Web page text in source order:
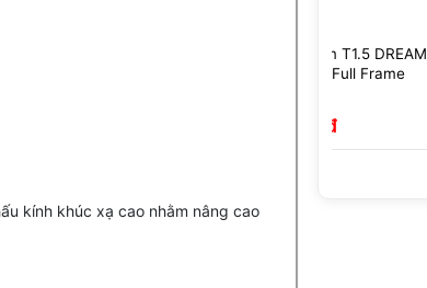
kính khúc xạ cao nhằm nâng cao
7Artisans 50mm T1.5 DREAM
Cine Lens Cho Full Frame
7,690,000 đ